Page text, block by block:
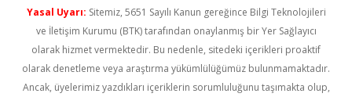
Yasal Uyarı: Sitemiz, 5651 Sayılı Kanun gereğince Bilgi Teknolojileri
ve İletişim Kurumu (BTK) tarafından onaylanmış bir Yer Sağlayıcı
olarak hizmet vermektedir. Bu nedenle, sitedeki içerikleri proaktif
olarak denetleme veya araştırma yükümlülüğümüz bulunmamaktadır.
Ancak, üyelerimiz yazdıkları içeriklerin sorumluluğunu taşımakta olup,